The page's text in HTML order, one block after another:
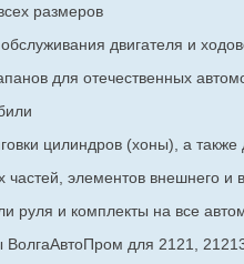
размеров
двигателя и
для отечественных
цилиндров (хоны), а также
элементов внешнего
руля и комплекты на все
для 2121,